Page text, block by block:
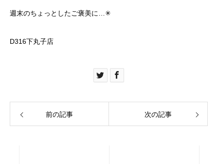
週末のちょっとしたご褒美に…✳︎
D316下丸子店
前の記事 次の記事